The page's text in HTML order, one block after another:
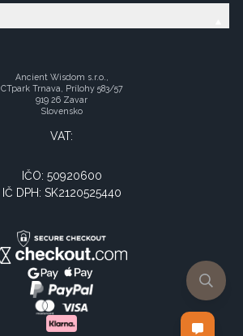
Ancient Wisdom s.r.o.,
CTpark Trnava, Prílohy 583/57
919 26 Zavar
Slovensko
VAT:
IČO: 50920600
IČ DPH: SK2120525440